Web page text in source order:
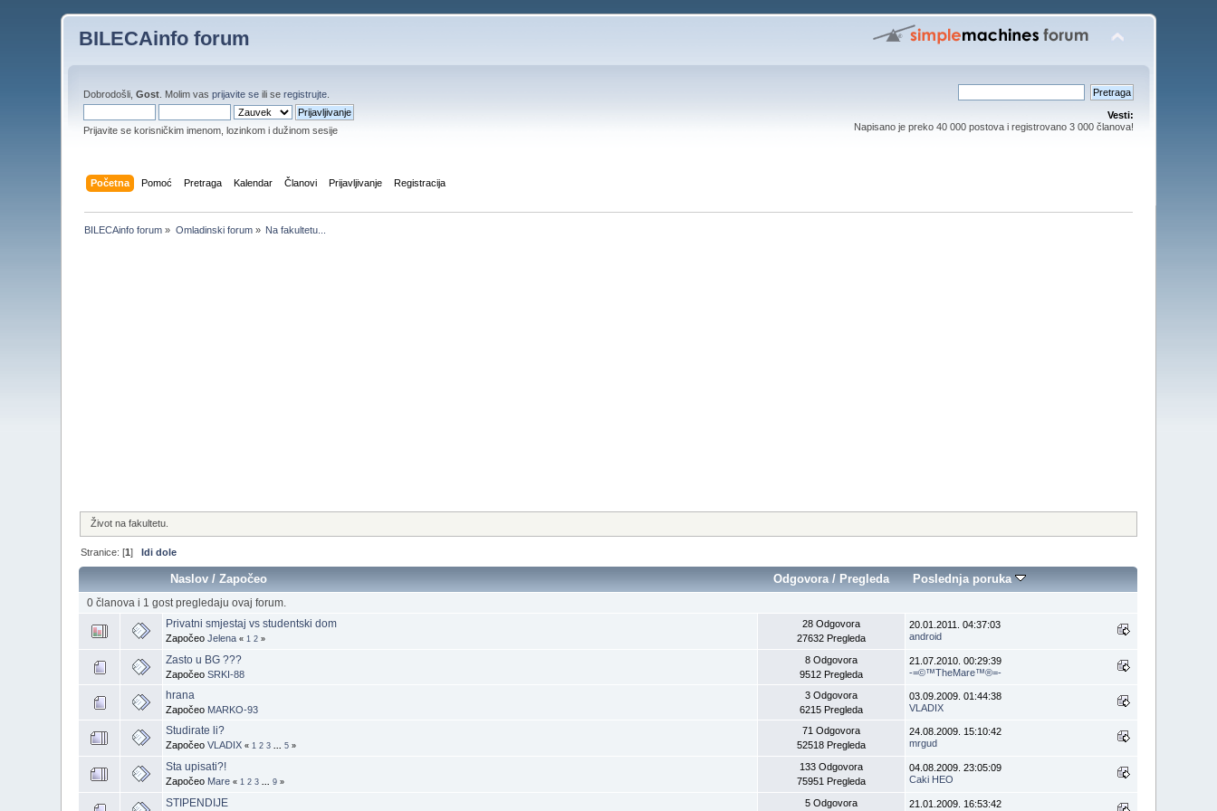
BILECAinfo forum
Dobrodošli,Gost . Molim vasprijavite se ili seregistrujte
Prijavite se korisničkim imenom, lozinkom i dužinom sesije
Vesti:
Napisano je preko 40 000 postova i registrovano 3 000 članova!
Početna Pomoć Pretraga Kalendar Članovi Prijavljivanje Registracija
BILECAinfo forum » Omladinski forum» Na fakultetu...
Život na fakultetu.
Stranice: [1]Idi dole
Naslov /Započeo Odgovora/ Pregleda Poslednja poruka
0 članova i 1 gost pregledaju ovaj forum.
Privatni smjestaj vs studentski dom
ZapočeoJelena « 1 2 »
28 Odgovora
27632 Pregleda
20.01.2011. 04:37:03
android
Zasto u BG ???
ZapočeoSRKI-88
8 Odgovora
9512 Pregleda
21.07.2010. 00:29:39
-=©™TheMare™®=-
hrana
Započeo MARKO-93
3 Odgovora
6215 Pregleda
03.09.2009. 01:44:38
VLADIX
Studirate li?
ZapočeoVLADIX « 1 2 3 ...5 »
71 Odgovora
52518 Pregleda
24.08.2009. 15:10:42
mrgud
Sta upisati?!
Započeo Mare « 1 2 3 ...9 »
133 Odgovora
75951 Pregleda
04.08.2009. 23:05:09
Caki HEO
STIPENDIJE
5 Odgovora
21.01.2009. 16:53:42